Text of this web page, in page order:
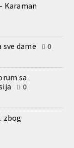
Karaman
dame 0
sa
0
zbog